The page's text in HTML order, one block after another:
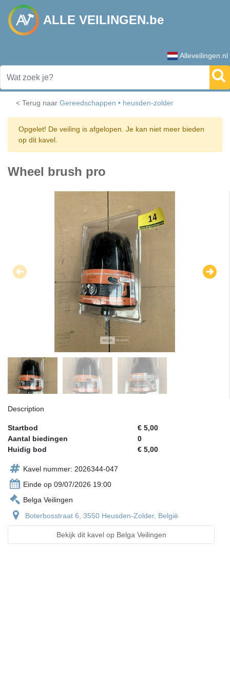
ALLE VEILINGEN.be
Alleveilingen.nl
< Terug naar Gereedschappen • heusden-zolder
Opgelet! De veiling is afgelopen. Je kan niet meer bieden
op dit kavel.
Wheel brush pro
Description
Startbod
€ 5,00
Aantal biedingen
0
Huidig bod
€ 5,00
Kavel nummer: 2026344-047
Einde op 09/07/2026 19:00
Belga Veilingen
Boterbosstraat 6, 3550 Heusden-Zolder, België
Bekijk dit kavel op Belga Veilingen